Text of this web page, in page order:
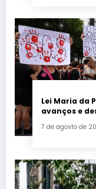
Lei Maria da
avanços e
7 de agosto de